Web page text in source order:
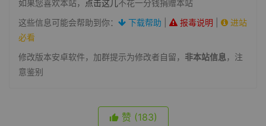
如果您喜欢本站， 点击这儿不花一分钱捐赠本站
这些信息可能会帮助到你：
下载帮助 报毒说明
进站
必看
修改版本安卓软件，加群提示为修改者自留， 非本站信息，注
意鉴别
赞 (183)